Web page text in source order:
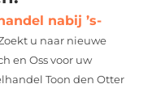
nabij ’s-
u naar nieuwe
en Oss voor uw
Toon den Otter